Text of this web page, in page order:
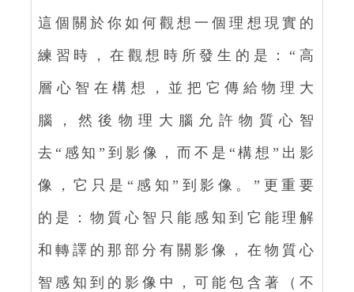
這個關於你如何觀想一個理想現實的
練習時，在觀想時所發生的是：“高
層心智在構想，並把它傳給物理大
腦，然後物理大腦允許物質心智
去“感知”到影像，而不是“構想”出影
像，它只是“感知”到影像。”更重要
的是：物質心智只能感知到它能理解
和轉譯的那部分有關影像，在物質心
智感知到的影像中，可能包含著（不